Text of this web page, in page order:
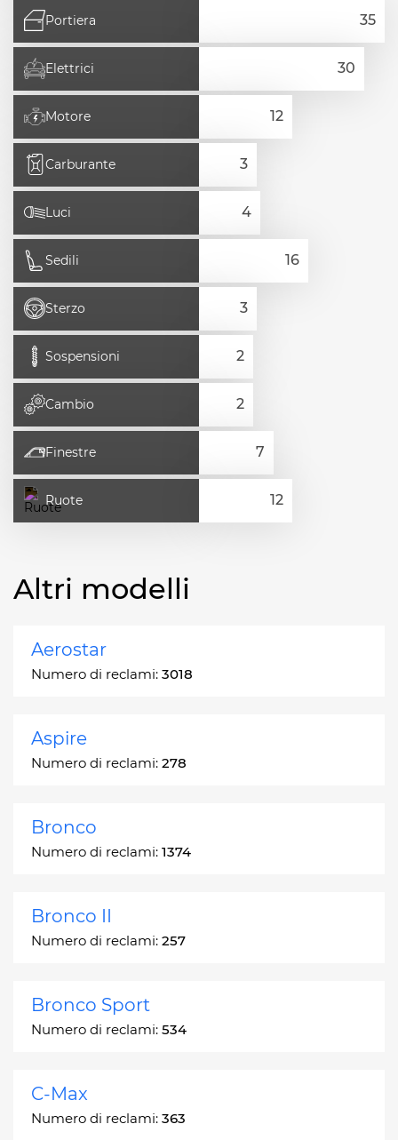
Portiera
Elettrici
Motore
Carburante
Luci
Sedili
Sterzo
Sospensioni
Cambio
Finestre
Ruote
Altri modelli
Aerostar
Numero di reclami: 3018
Aspire
Numero di reclami: 278
Bronco
Numero di reclami: 1374
Bronco II
Numero di reclami: 257
Bronco Sport
Numero di reclami: 534
C-Max
Numero di reclami: 363